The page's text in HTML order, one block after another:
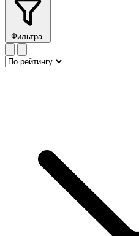
Фильтра